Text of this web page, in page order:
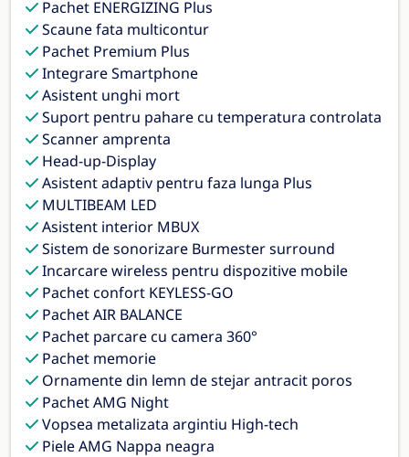
Pachet ENERGIZING Plus
Scaune fata multicontur
Pachet Premium Plus
Integrare Smartphone
Asistent unghi mort
Suport pentru pahare cu temperatura controlata
Scanner amprenta
Head-up-Display
Asistent adaptiv pentru faza lunga Plus
MULTIBEAM LED
Asistent interior MBUX
Sistem de sonorizare Burmester surround
Incarcare wireless pentru dispozitive mobile
Pachet confort KEYLESS-GO
Pachet AIR BALANCE
Pachet parcare cu camera 360°
Pachet memorie
Ornamente din lemn de stejar antracit poros
Pachet AMG Night
Vopsea metalizata argintiu High-tech
Piele AMG Nappa neagra